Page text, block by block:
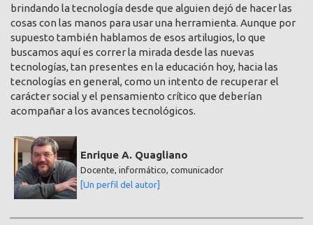
brindando la tecnología desde que alguien dejó de hacer las
cosas con las manos para usar una herramienta. Aunque por
supuesto también hablamos de esos artilugios, lo que
buscamos aquí es correr la mirada desde las nuevas
tecnologías, tan presentes en la educación hoy, hacia las
tecnologías en general, como un intento de recuperar el
carácter social y el pensamiento crítico que deberían
acompañar a los avances tecnológicos.
Enrique A. Quagliano
Docente, informático, comunicador
[Un perfil del autor]